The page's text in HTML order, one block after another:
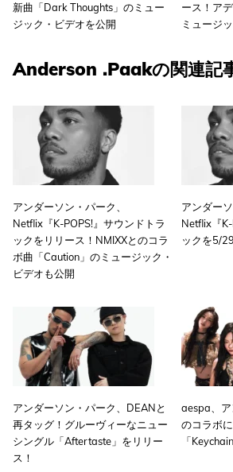
新曲「Dark Thoughts」のミュー
ジック・ビデオを公開
ース！ア
ミュージ
Anderson .Paakの関連記
アンダーソン・パーク、
Netflix『K-POPS!』サウンドトラ
ックをリリース！NMIXXとのコラ
ボ曲「Caution」のミュージック・
ビデオも公開
アンダー
Netflix『
ックを5/
アンダーソン・パーク、DEANと
再タッグ！グルーヴィーなニュー
シングル「Aftertaste」をリリー
ス！
aespa、ア
のコラボ
「